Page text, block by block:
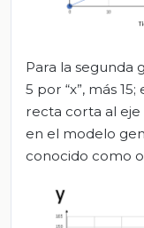
Para la segunda
5 por “x”, más
recta corta al eje
en el modelo
conocido como